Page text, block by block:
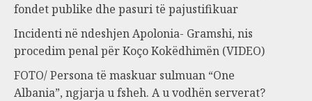
fondet publike dhe pasuri të pajustifikuar
Incidenti në ndeshjen Apolonia- Gramshi, nis
procedim penal për Koço Kokëdhimën (VIDEO)
FOTO/ Persona të maskuar sulmuan “One
Albania”, ngjarja u fsheh. A u vodhën serverat?